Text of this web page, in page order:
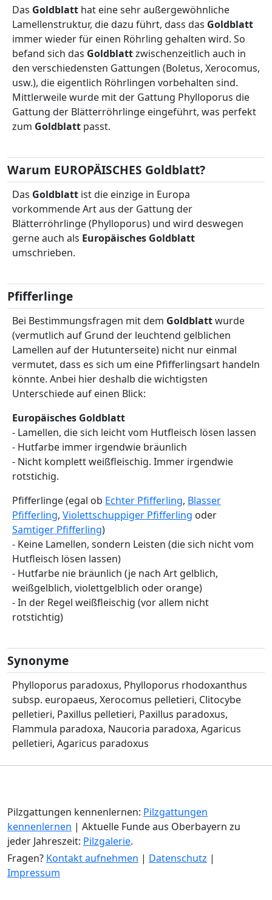
Das Goldblatt hat eine sehr außergewöhnliche
Lamellenstruktur, die dazu führt, dass das Goldblatt
immer wieder für einen Röhrling gehalten wird. So
befand sich das Goldblattzwischenzeitlich auch in
den verschiedensten Gattungen (Boletus, Xerocomus,
usw.), die eigentlich Röhrlingen vorbehalten sind.
Mittlerweile wurde mit der Gattung Phylloporus die
Gattung der Blätterröhrlinge eingeführt, was perfekt
zum Goldblatt passt.
Warum EUROPÄISCHES Goldblatt?
Das Goldblatt ist die einzige in Europa
vorkommende Art aus der Gattung der
Blätterröhrlinge (Phylloporus) und wird deswegen
gerne auch als Europäisches Goldblatt
umschrieben.
Pfifferlinge
Bei Bestimmungsfragen mit dem Goldblattwurde
(vermutlich auf Grund der leuchtend gelblichen
Lamellen auf der Hutunterseite) nicht nur einmal
vermutet, dass es sich um eine Pfifferlingsart handeln
könnte. Anbei hier deshalb die wichtigsten
Unterschiede auf einen Blick:
Europäisches Goldblatt
- Lamellen, die sich leicht vom Hutfleisch lösen lassen
- Hutfarbe immer irgendwie bräunlich
- Nicht komplett weißfleischig. Immer irgendwie
rotstichig.
Pfifferlinge (egal ob Echter Pfifferling, Blasser
Pfifferling, Violettschuppiger Pfifferling oder
Samtiger Pfifferling)
- Keine Lamellen, sondern Leisten (die sich nicht vom
Hutfleisch lösen lassen)
- Hutfarbe nie bräunlich (je nach Art gelblich,
weißgelblich, violettgelblich oder orange)
- In der Regel weißfleischig (vor allem nicht
rotstichtig)
Synonyme
Phylloporus paradoxus, Phylloporus rhodoxanthus
subsp. europaeus, Xerocomus pelletieri, Clitocybe
pelletieri, Paxillus pelletieri, Paxillus paradoxus,
Flammula paradoxa, Naucoria paradoxa, Agaricus
pelletieri, Agaricus paradoxus
Pilzgattungen kennenlernen: Pilzgattungen
kennenlernen | Aktuelle Funde aus Oberbayern zu
jeder Jahreszeit: Pilzgalerie.
Fragen? Kontakt aufnehmen | Datenschutz |
Impressum